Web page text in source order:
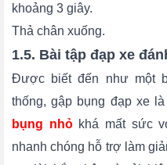
khoảng 3 giây.
Thả chân xuống.
1.5. Bài tập đạp xe
Được biết đến như một
thống, gập bụng đạp xe
bụng nhỏkhá mất sức
nhanh chóng hỗ trợ làm